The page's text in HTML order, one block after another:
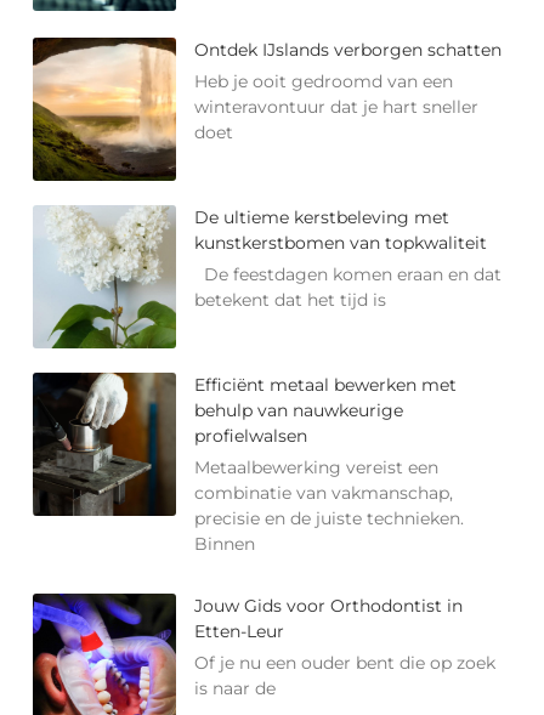
Ontdek IJslands verborgen schatten
Heb je ooit gedroomd van een
winteravontuur dat je hart sneller
doet
De ultieme kerstbeleving met
kunstkerstbomen van topkwaliteit
De feestdagen komen eraan en dat
betekent dat het tijd is
Efficiënt metaal bewerken met
behulp van nauwkeurige
profielwalsen
Metaalbewerking vereist een
combinatie van vakmanschap,
precisie en de juiste technieken.
Binnen
Jouw Gids voor Orthodontist in
Etten-Leur
Of je nu een ouder bent die op zoek
is naar de